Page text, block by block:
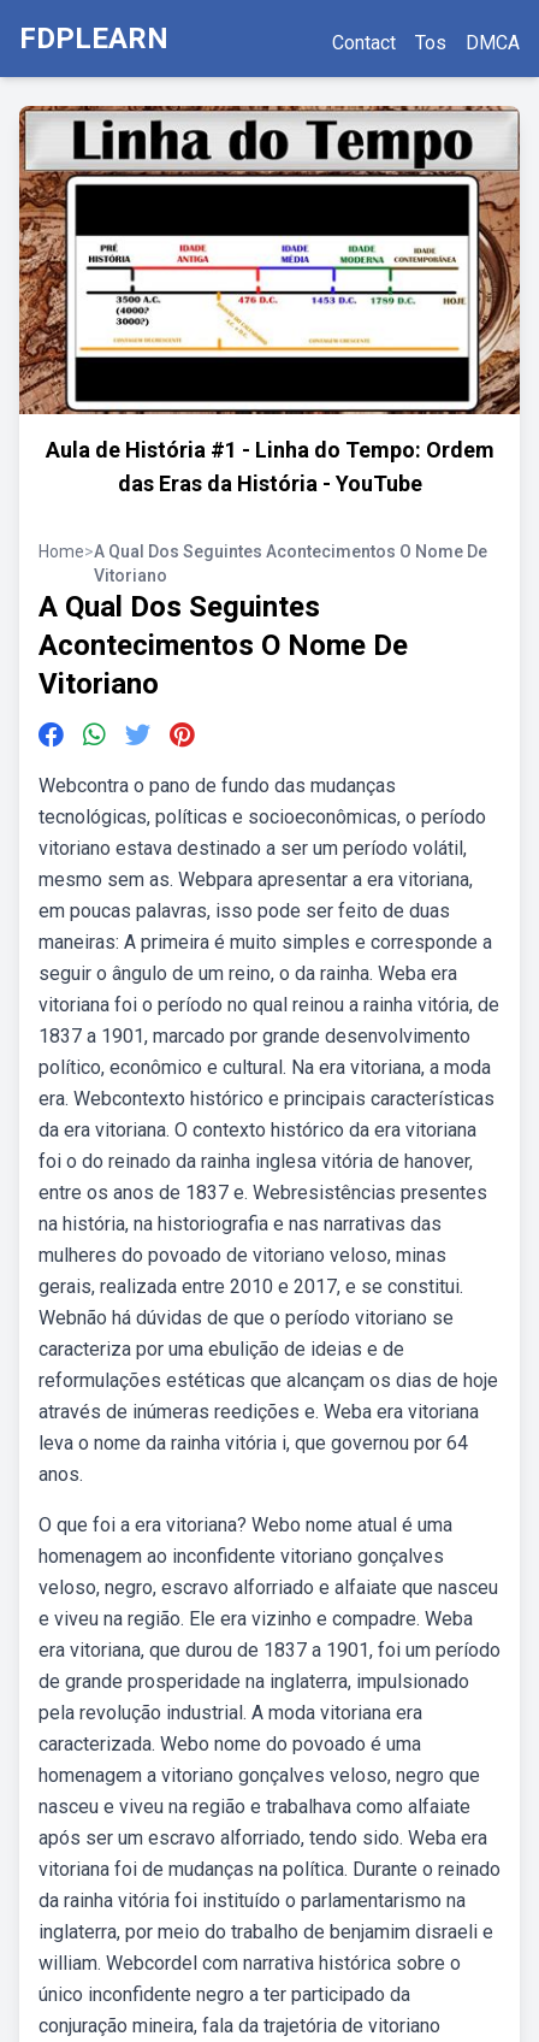
FDPLEARN Contact Tos DMCA
Aula de História #1 - Linha do Tempo: Ordem
das Eras da História - YouTube
Home>A Qual Dos Seguintes Acontecimentos O Nome De
Vitoriano
A Qual Dos Seguintes
Acontecimentos O Nome De
Vitoriano
Webcontra o pano de fundo das mudanças
tecnológicas, políticas e socioeconômicas, o período
vitoriano estava destinado a ser um período volátil,
mesmo sem as. Webpara apresentar a era vitoriana,
em poucas palavras, isso pode ser feito de duas
maneiras: A primeira é muito simples e corresponde a
seguir o ângulo de um reino, o da rainha. Weba era
vitoriana foi o período no qual reinou a rainha vitória, de
1837 a 1901, marcado por grande desenvolvimento
político, econômico e cultural. Na era vitoriana, a moda
era. Webcontexto histórico e principais características
da era vitoriana. O contexto histórico da era vitoriana
foi o do reinado da rainha inglesa vitória de hanover,
entre os anos de 1837 e. Webresistências presentes
na história, na historiografia e nas narrativas das
mulheres do povoado de vitoriano veloso, minas
gerais, realizada entre 2010 e 2017, e se constitui.
Webnão há dúvidas de que o período vitoriano se
caracteriza por uma ebulição de ideias e de
reformulações estéticas que alcançam os dias de hoje
através de inúmeras reedições e. Weba era vitoriana
leva o nome da rainha vitória i, que governou por 64
anos.
O que foi a era vitoriana? Webo nome atual é uma
homenagem ao inconfidente vitoriano gonçalves
veloso, negro, escravo alforriado e alfaiate que nasceu
e viveu na região. Ele era vizinho e compadre. Weba
era vitoriana, que durou de 1837 a 1901, foi um período
de grande prosperidade na inglaterra, impulsionado
pela revolução industrial. A moda vitoriana era
caracterizada. Webo nome do povoado é uma
homenagem a vitoriano gonçalves veloso, negro que
nasceu e viveu na região e trabalhava como alfaiate
após ser um escravo alforriado, tendo sido. Weba era
vitoriana foi de mudanças na política. Durante o reinado
da rainha vitória foi instituído o parlamentarismo na
inglaterra, por meio do trabalho de benjamim disraeli e
william. Webcordel com narrativa histórica sobre o
único inconfidente negro a ter participado da
conjuração mineira, fala da trajetória de vitoriano